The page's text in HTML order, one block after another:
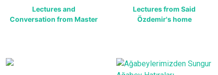
Lectures and
Conversation from Master
Lectures from Said
Özdemir's home